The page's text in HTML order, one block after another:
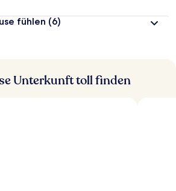
fühlen (6)
Unterkunft toll finden